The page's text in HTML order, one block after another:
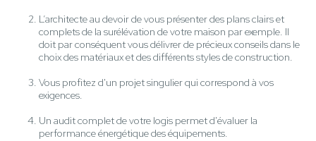
L’architecte au devoir de vous présenter des plans clairs et
complets de la surélévation de votre maison par exemple. Il
doit par conséquent vous délivrer de précieux conseils dans le
choix des matériaux et des différents styles de construction.
Vous profitez d'un projet singulier qui correspond à vos
exigences.
Un audit complet de votre logis permet d'évaluer la
performance énergétique des équipements.